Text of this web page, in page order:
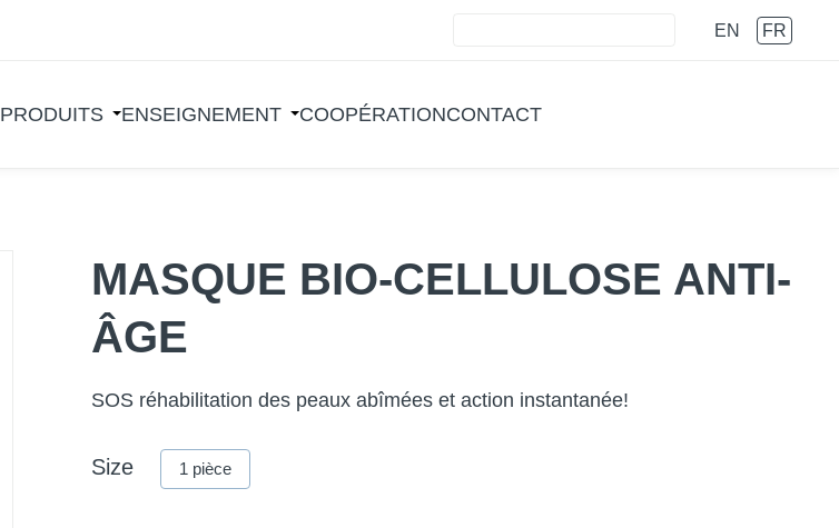
EN FR
PRODUITS ENSEIGNEMENT COOPÉRATIONCONTACT
MASQUE BIO-CELLULOSE ANTI-
ÂGE
SOS réhabilitation des peaux abîmées et action instantanée!
Size 1 pièce